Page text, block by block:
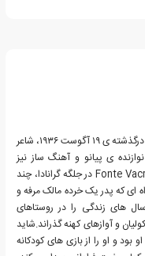
فدریکو خسوس گارسیا لورکا، زاده ی ۵ ژوئن ۱۸۹۸ و درگذشته ی ۱۹ آگوست ۱۹۳۶، شاعر
ی پیانو و آهنگ ساز نیز
بود.فدریکو به تاریخ ۵ ژوئن ۱۸۹۸ در دهکده ی Fonte Vacros در جلگه گرانادا، چند
ای که پدر یک خرده مالک مرفه و
های زندگی را در روستاهای
و آوازهای کهنه گذراند.شاید
بیماری فلج که تا ۴ سالگی با او بود و او را از بازی های کودکانه